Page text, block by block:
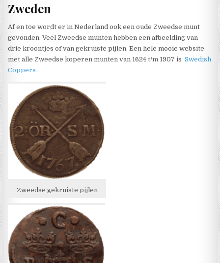
Zweden
Af en toe wordt er in Nederland ook een oude Zweedse munt
gevonden. Veel Zweedse munten hebben een afbeelding van
drie kroontjes of van gekruiste pijlen. Een hele mooie website
met alle Zweedse koperen munten van 1624 t/m 1907 isSwedish
Coppers .
Zweedse gekruiste pijlen